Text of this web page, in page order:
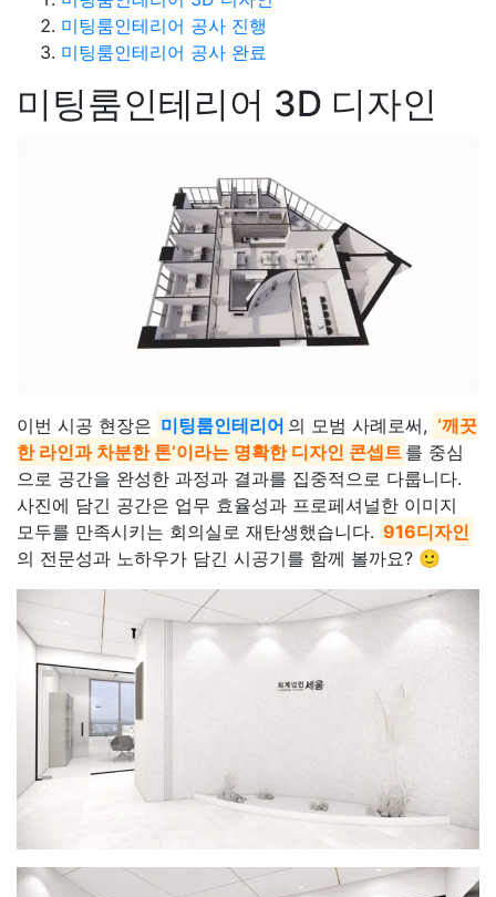
미팅룸인테리어 공사 진행
미팅룸인테리어 공사 완료
미팅룸인테리어 3D 디자인
이번 시공 현장은 미팅룸인테리어 의 모범 사례로써, ‘깨끗
한 라인과 차분한 톤’이라는 명확한 디자인 콘셉트 를 중심
으로 공간을 완성한 과정과 결과를 집중적으로 다룹니다.
사진에 담긴 공간은 업무 효율성과 프로페셔널한 이미지
모두를 만족시키는 회의실로 재탄생했습니다. 916디자인
의 전문성과 노하우가 담긴 시공기를 함께 볼까요? 🙂